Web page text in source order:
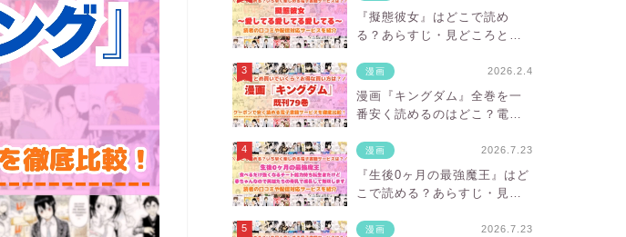
『擬態彼女』はどこで読め
る？あらすじ・見どころと先
漫画 2026.2.4
漫画『キングダム』全巻を一
番安く読めるのはどこ？電子
比較
漫画 2026.7.23
『生後0ヶ月の最強魔王』はど
こで読める？あらすじ・見ど
紹介
漫画 2026.7.23